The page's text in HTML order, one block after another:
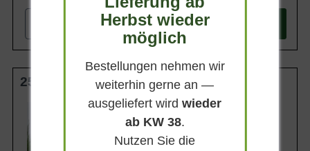
In den Warenkorb
250-300 cm C50
Wuchsendhöhe
10 - 20 m
Belaubung
Immergrün
Herbst wieder
möglich
Bestellungen nehmen wir
weiterhin gerne an —
ausgeliefert wirdwieder
ab KW 38.
Nutzen Sie die